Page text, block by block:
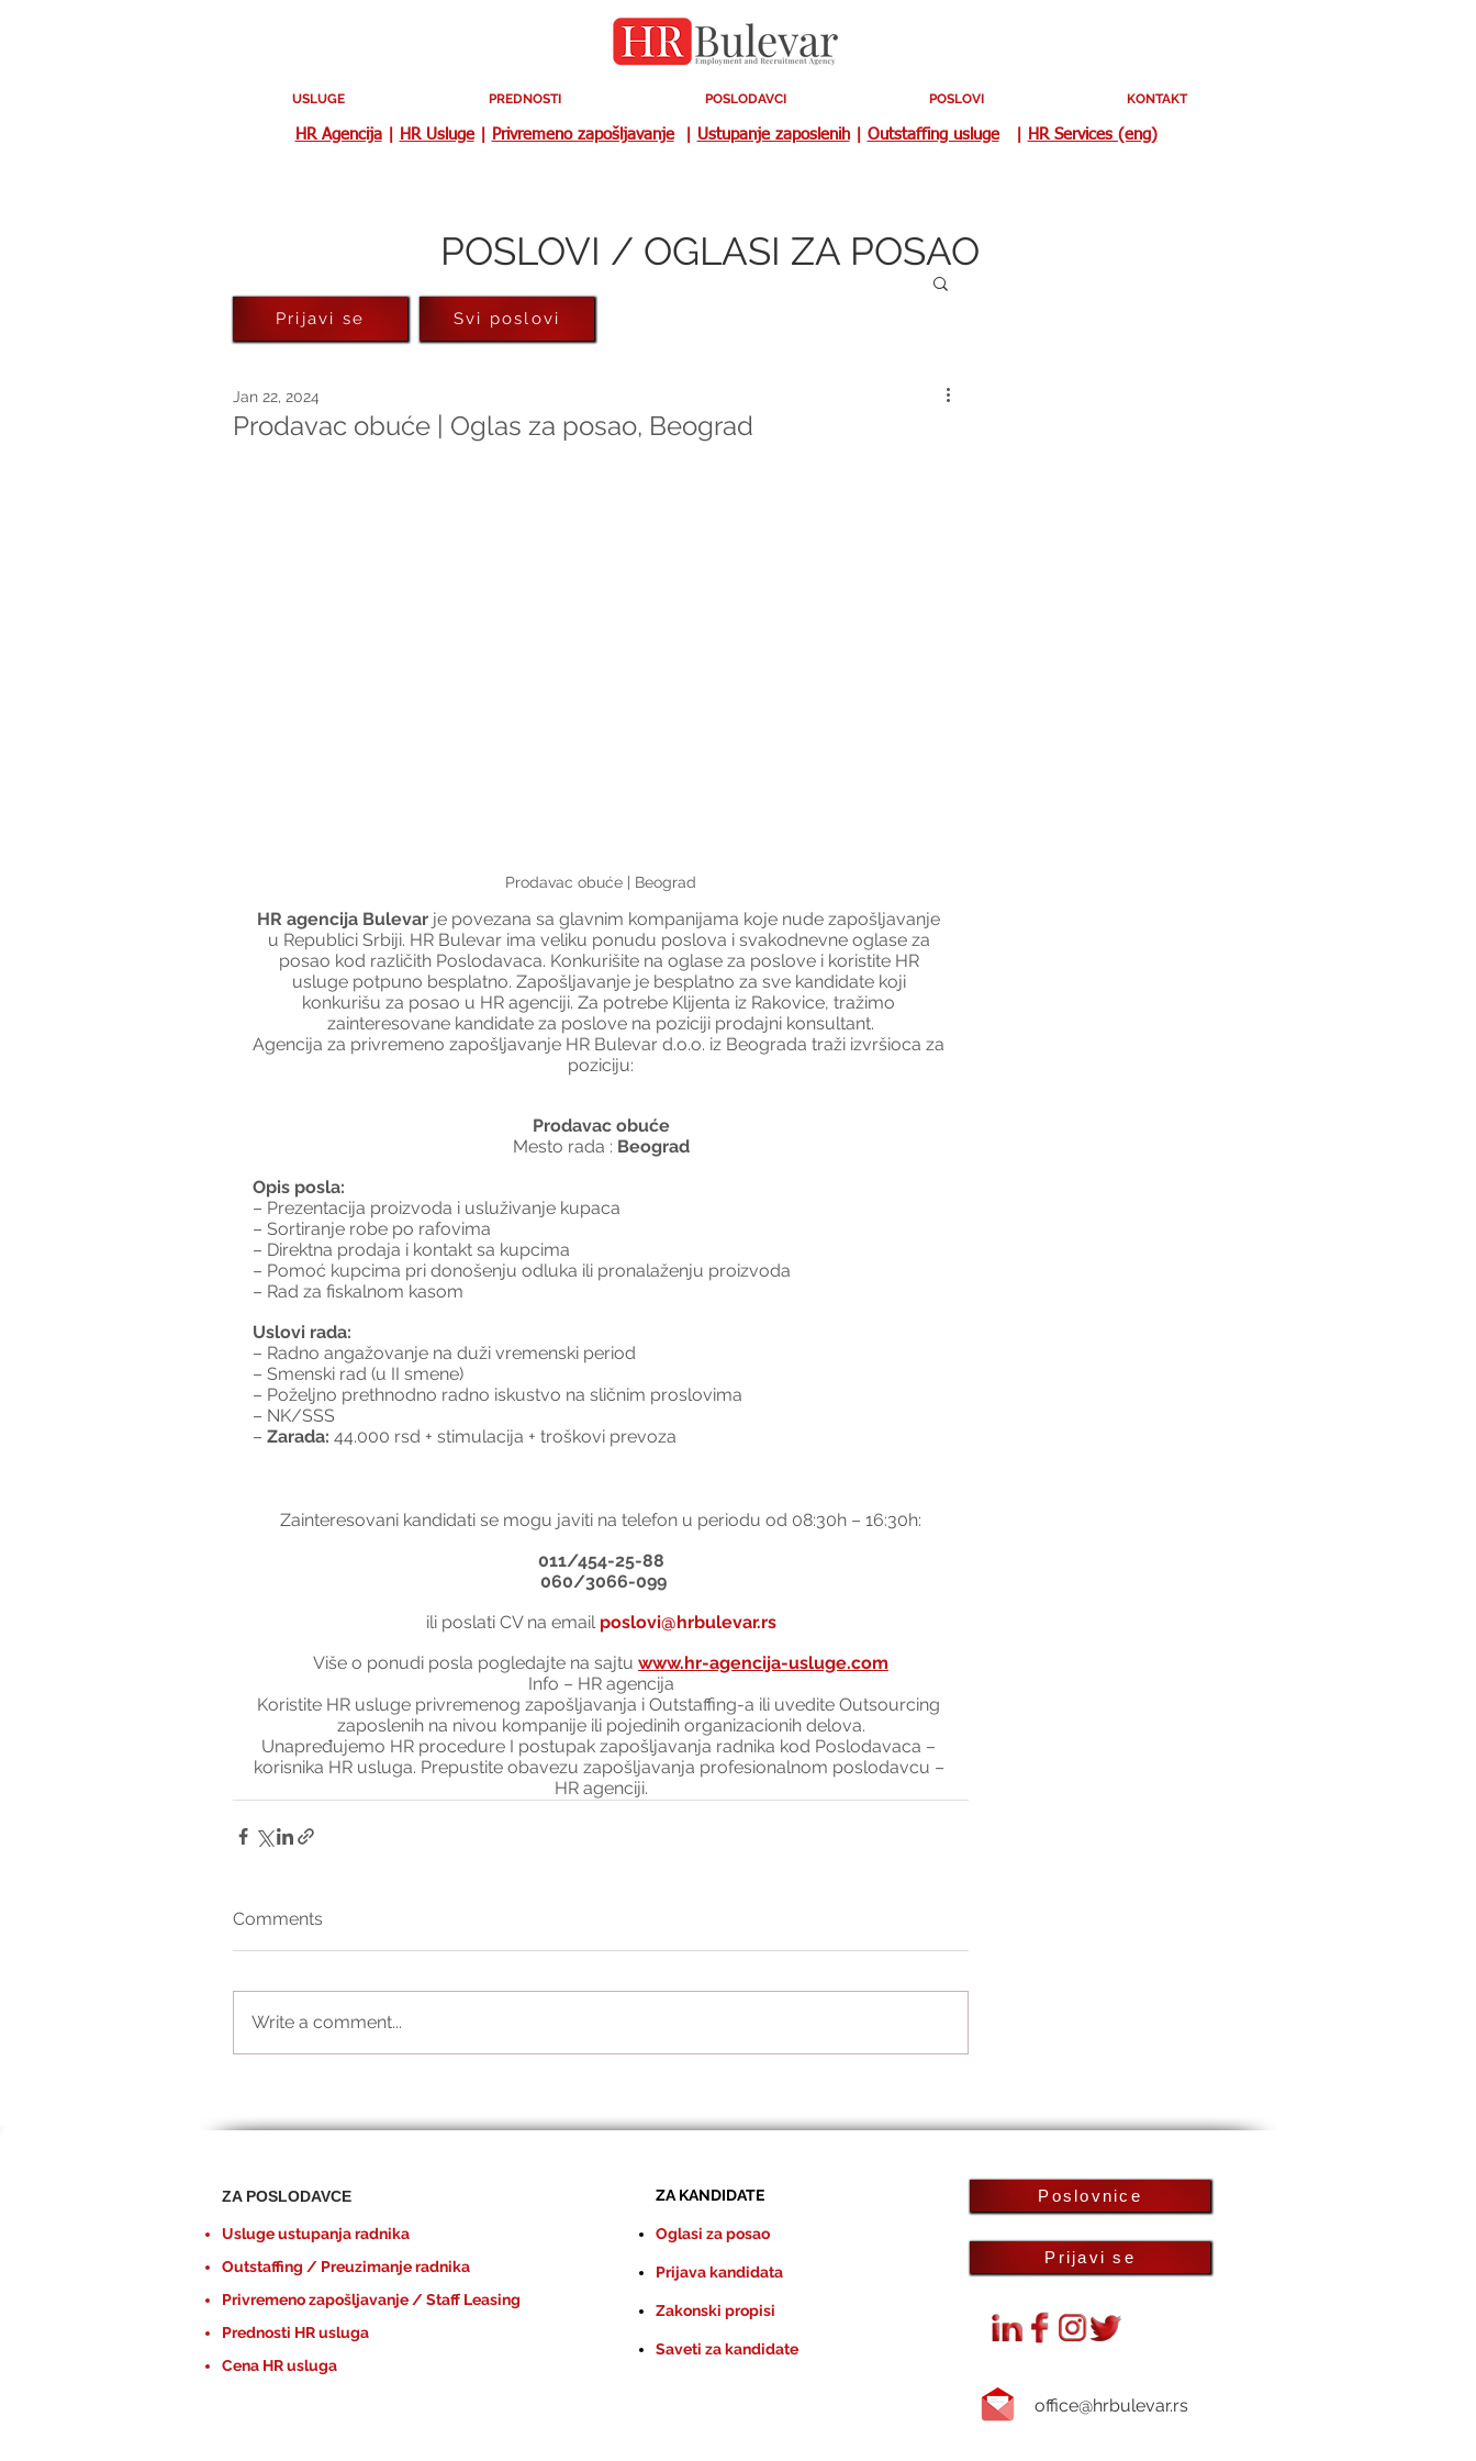
USLUGE PREDNOSTI POSLODAVCI POSLOVI KONTAKT
HR Agencija| HR Usluge| Privremeno zapošljavanje| Ustupanje zaposlenih| Outstaffing usluge| HR Services (eng)
POSLOVI / OGLASI ZA POSAO
Prodavac obuće | Oglas za posao, Beograd
Jan 22, 2024
Prodavac obuće | Beograd
HR agencija Bulevar je povezana sa glavnim kompanijama koje nude zapošljavanje
u Republici Srbiji. HR Bulevar ima veliku ponudu poslova i svakodnevne oglase za
posao kod različith Poslodavaca. Konkurišite na oglase za poslove i koristite HR
usluge potpuno besplatno. Zapošljavanje je besplatno za sve kandidate koji
konkurišu za posao u HR agenciji. Za potrebe Klijenta iz Rakovice, tražimo
zainteresovane kandidate za poslove na poziciji prodajni konsultant.
Agencija za privremeno zapošljavanje HR Bulevar d.o.o. iz Beograda traži izvršioca za
poziciju:
Prodavac obuće
Mesto rada : Beograd
Opis posla:
– Prezentacija proizvoda i usluživanje kupaca
– Sortiranje robe po rafovima
– Direktna prodaja i kontakt sa kupcima
– Pomoć kupcima pri donošenju odluka ili pronalaženju proizvoda
– Rad za fiskalnom kasom
Uslovi rada:
– Radno angažovanje na duži vremenski period
– Smenski rad (u II smene)
– Poželjno prethnodno radno iskustvo na sličnim proslovima
– NK/SSS
– Zarada: 44.000 rsd + stimulacija + troškovi prevoza
Zainteresovani kandidati se mogu javiti na telefon u periodu od 08:30h – 16:30h:
011/454-25-88
060/3066-099
ili poslati CV na email poslovi@hrbulevar.rs
Više o ponudi posla pogledajte na sajtu www.hr-agencija-usluge.com
Info – HR agencija
Koristite HR usluge privremenog zapošljavanja i Outstaffing-a ili uvedite Outsourcing
zaposlenih na nivou kompanije ili pojedinih organizacionih delova.
Unapređujemo HR procedure I postupak zapošljavanja radnika kod Poslodavaca –
korisnika HR usluga. Prepustite obavezu zapošljavanja profesionalnom poslodavcu –
HR agenciji.
Comments
Write a comment...
Prijavi se Svi poslovi
ZA POSLODAVCE
Usluge ustupanja radnika
Outstaffing / Preuzimanje radnika
Privremeno zapošljavanje / Staff Leasing
Prednosti HR usluga
Cena HR usluga
ZA KANDIDATE
Oglasi za posao
Prijava kandidata
Zakonski propisi
Saveti za kandidate
Poslovnice
Prijavi se
office@hrbulevar.rs